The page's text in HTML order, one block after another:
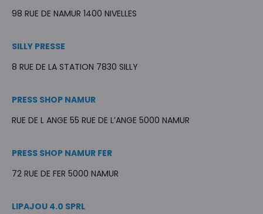
98 RUE DE NAMUR 1400 NIVELLES
SILLY PRESSE
8 RUE DE LA STATION 7830 SILLY
PRESS SHOP NAMUR
RUE DE L ANGE 55 RUE DE L’ANGE 5000 NAMUR
PRESS SHOP NAMUR FER
72 RUE DE FER 5000 NAMUR
LIPAJOU 4.0 SPRL